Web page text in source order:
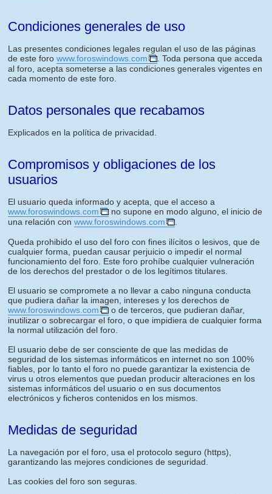
Condiciones generales de uso
Las presentes condiciones legales regulan el uso de las páginas
de este foro www.foroswindows.com
. Toda persona que acceda
al foro, acepta someterse a las condiciones generales vigentes en
cada momento de este foro.
Datos personales que recabamos
Explicados en la política de privacidad.
Compromisos y obligaciones de los
usuarios
El usuario queda informado y acepta, que el acceso a
www.foroswindows.com
no supone en modo alguno, el inicio de
una relación con www.foroswindows.com
Queda prohibido el uso del foro con fines ilícitos o lesivos, que de
cualquier forma, puedan causar perjuicio o impedir el normal
funcionamiento del foro. Este foro prohíbe cualquier vulneración
de los derechos del prestador o de los legítimos titulares.
El usuario se compromete a no llevar a cabo ninguna conducta
que pudiera dañar la imagen, intereses y los derechos de
www.foroswindows.com
o de terceros, que pudieran dañar,
inutilizar o sobrecargar el foro, o que impidiera de cualquier forma
la normal utilización del foro.
El usuario debe de ser consciente de que las medidas de
seguridad de los sistemas informáticos en internet no son 100%
fiables, por lo tanto el foro no puede garantizar la existencia de
virus u otros elementos que puedan producir alteraciones en los
sistemas informáticos del usuario o en sus documentos
electrónicos y ficheros contenidos en los mismos.
Medidas de seguridad
La navegación por el foro, usa el protocolo seguro (https),
garantizando las mejores condiciones de seguridad.
Las cookies del foro son seguras.